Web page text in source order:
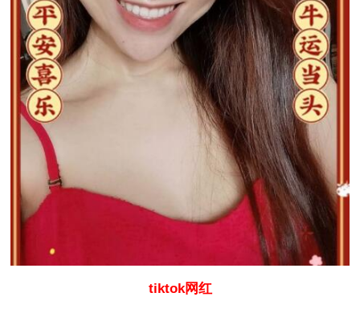
tiktok网红